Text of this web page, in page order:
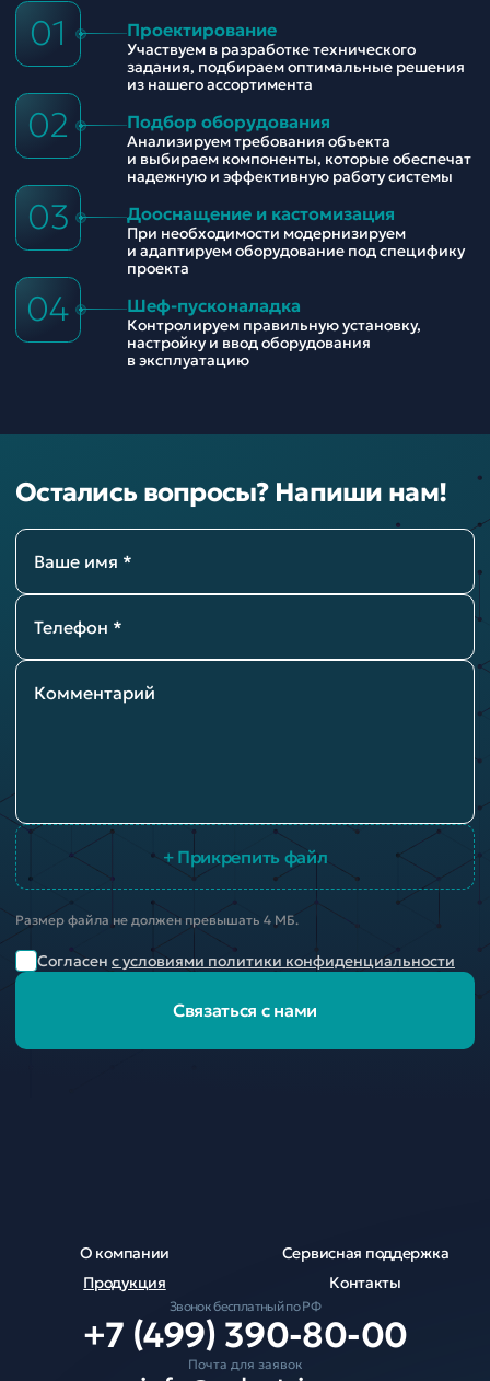
01 Проектирование
Участвуем в разработке технического
задания, подбираем оптимальные решения
из нашего ассортимента
02 Подбор оборудования
Анализируем требования объекта
и выбираем компоненты, которые обеспечат
надежную и эффективную работу системы
03 Дооснащение и кастомизация
При необходимости модернизируем
и адаптируем оборудование под специфику
проекта
04 Шеф-пусконаладка
Контролируем правильную установку,
настройку и ввод оборудования
в эксплуатацию
Остались вопросы? Напиши нам!
Ваше имя *
Телефон *
Комментарий
+ Прикрепить файл
Размер файла не должен превышать 4 МБ.
Согласен с условиями политики конфиденциальности
Связаться с нами
О компании
Продукция
Сервисная поддержка
Контакты
Звонок бесплатный по РФ
+7 (499) 390-80-00
Почта для заявок